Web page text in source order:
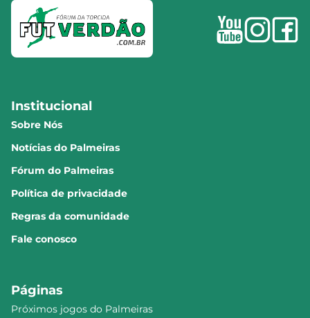
Institucional
Sobre Nós
Notícias do Palmeiras
Fórum do Palmeiras
Política de privacidade
Regras da comunidade
Fale conosco
Páginas
Próximos jogos do Palmeiras